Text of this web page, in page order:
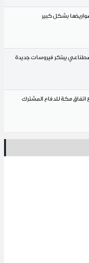
فيروسات جديدة
المشترك